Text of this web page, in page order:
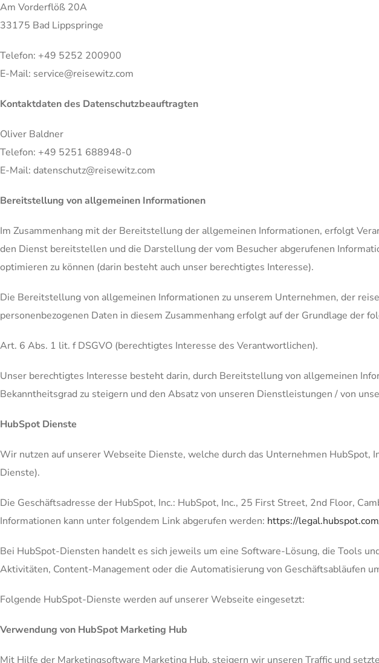
Am Vorderflöß 20A
33175 Bad Lippspringe
Telefon: +49 5252 200900
E-Mail: service@reisewitz.com
Kontaktdaten des Datenschutzbeauftragten
Oliver Baldner
Telefon: +49 5251 688948-0
E-Mail: datenschutz@reisewitz.com
Bereitstellung von allgemeinen Informationen
Im Zusammenhang mit der Bereitstellung der allgemeinen Informationen, erfolgt
den Dienst bereitstellen und die Darstellung der vom Besucher abgerufenen
optimieren zu können (darin besteht auch unser berechtigtes Interesse).
Die Bereitstellung von allgemeinen Informationen zu unserem Unternehmen, der
personenbezogenen Daten in diesem Zusammenhang erfolgt auf der Grundlage der
Art. 6 Abs. 1 lit. f DSGVO (berechtigtes Interesse des Verantwortlichen).
Unser berechtigtes Interesse besteht darin, durch Bereitstellung von allgemeinen
Bekanntheitsgrad zu steigern und den Absatz von unseren Dienstleistungen / von
HubSpot Dienste
Wir nutzen auf unserer Webseite Dienste, welche durch das Unternehmen
Dienste).
Die Geschäftsadresse der HubSpot, Inc.: HubSpot, Inc., 25 First Street, 2nd Floor,
Informationen kann unter folgendem Link abgerufen werden: https://
Bei HubSpot-Diensten handelt es sich jeweils um eine Software-Lösung, die Tools
Aktivitäten, Content-Management oder die Automatisierung von Geschäftsabläufen
Folgende HubSpot-Dienste werden auf unserer Webseite eingesetzt:
Verwendung von HubSpot Marketing Hub
Mit Hilfe der Marketingsoftware Marketing Hub, steigern wir unseren Traffic und